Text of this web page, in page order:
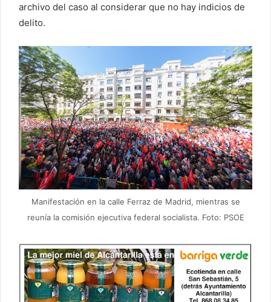
archivo del caso al considerar que no hay indicios de
delito.
Manifestación en la calle Ferraz de Madrid, mientras se
reunía la comisión ejecutiva federal socialista. Foto: PSOE